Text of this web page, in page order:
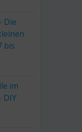
Die
bis
im
DIY